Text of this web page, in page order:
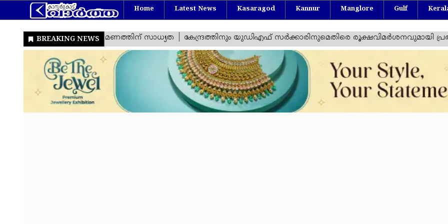
Home Latest News Kasaragod Kannur Manglore Gulf